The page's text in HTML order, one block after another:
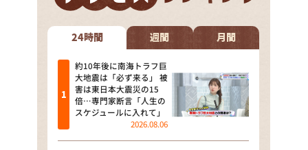
なるみ・岡村の過ぎるTV
相席食堂
これ余談なんですけど・・・
～人生密着トークバラエティ！
～ やすとものいたって真剣です
探偵！ナイトスクープ
24時間 週間 月間
約10年後に南海トラフ巨
大地震は「必ず来る」 被
害は東日本大震災の15
倍…専門家断言「人生の
スケジュールに入れて」
2026.08.06